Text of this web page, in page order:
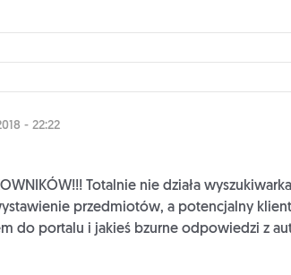
- 22:22
Totalnie nie działa
przedmiotów, a potencjalny
do portalu i jakieś bzurne odpowiedzi z